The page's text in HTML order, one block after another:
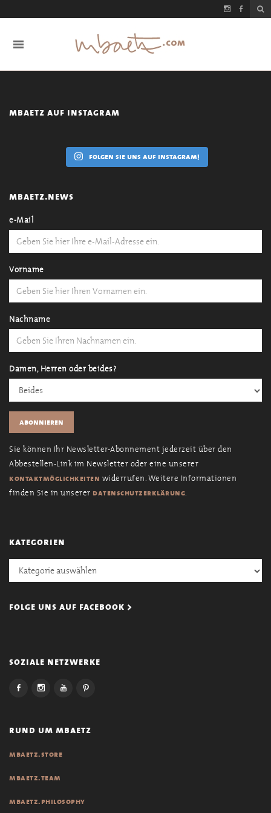
mbaetz auf instagram
folgen sie uns auf instagram!
mbaetz.news
e-Mail
Vorname
Nachname
Damen, Herren oder beides?
Sie können Ihr Newsletter-Abonnement jederzeit über den
Abbestellen-Link im Newsletter oder eine unserer
kontaktmöglichkeiten widerrufen. Weitere Informationen
finden Sie in unserer datenschutzerklärung.
kategorien
Kategorien
folge uns auf facebook >
soziale netzwerke
rund um mbaetz
mbaetz.store
mbaetz.team
mbaetz.philosophy